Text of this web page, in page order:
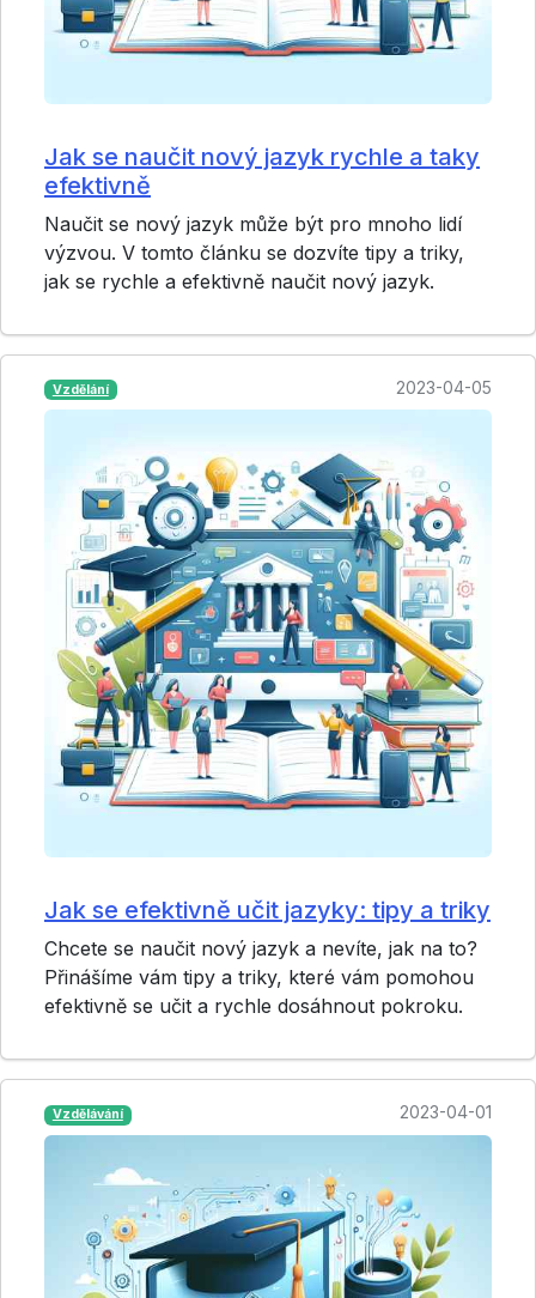
Jak se naučit nový jazyk rychle a taky
efektivně
Naučit se nový jazyk může být pro mnoho lidí
výzvou. V tomto článku se dozvíte tipy a triky,
jak se rychle a efektivně naučit nový jazyk.
Vzdělání 2023-04-05
Jak se efektivně učit jazyky: tipy a triky
Chcete se naučit nový jazyk a nevíte, jak na to?
Přinášíme vám tipy a triky, které vám pomohou
efektivně se učit a rychle dosáhnout pokroku.
Vzdělávání 2023-04-01